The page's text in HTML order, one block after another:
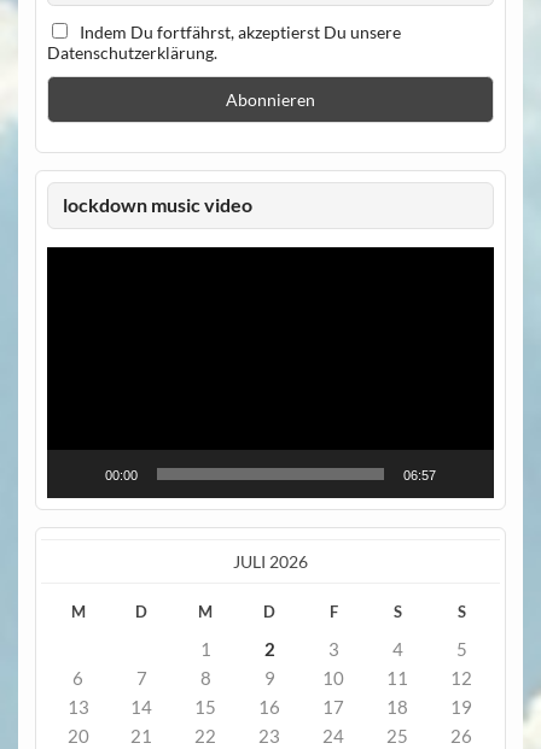
Indem Du fortfährst, akzeptierst Du unsere
Datenschutzerklärung.
lockdown music video
Video-
00:00 06:57
JULI 2026
M D M D F S S
1 2 3 4
5
6
7 8 9 10 11
12
13
14 15 16 17 18
19
20
21 22 23 24 25
26